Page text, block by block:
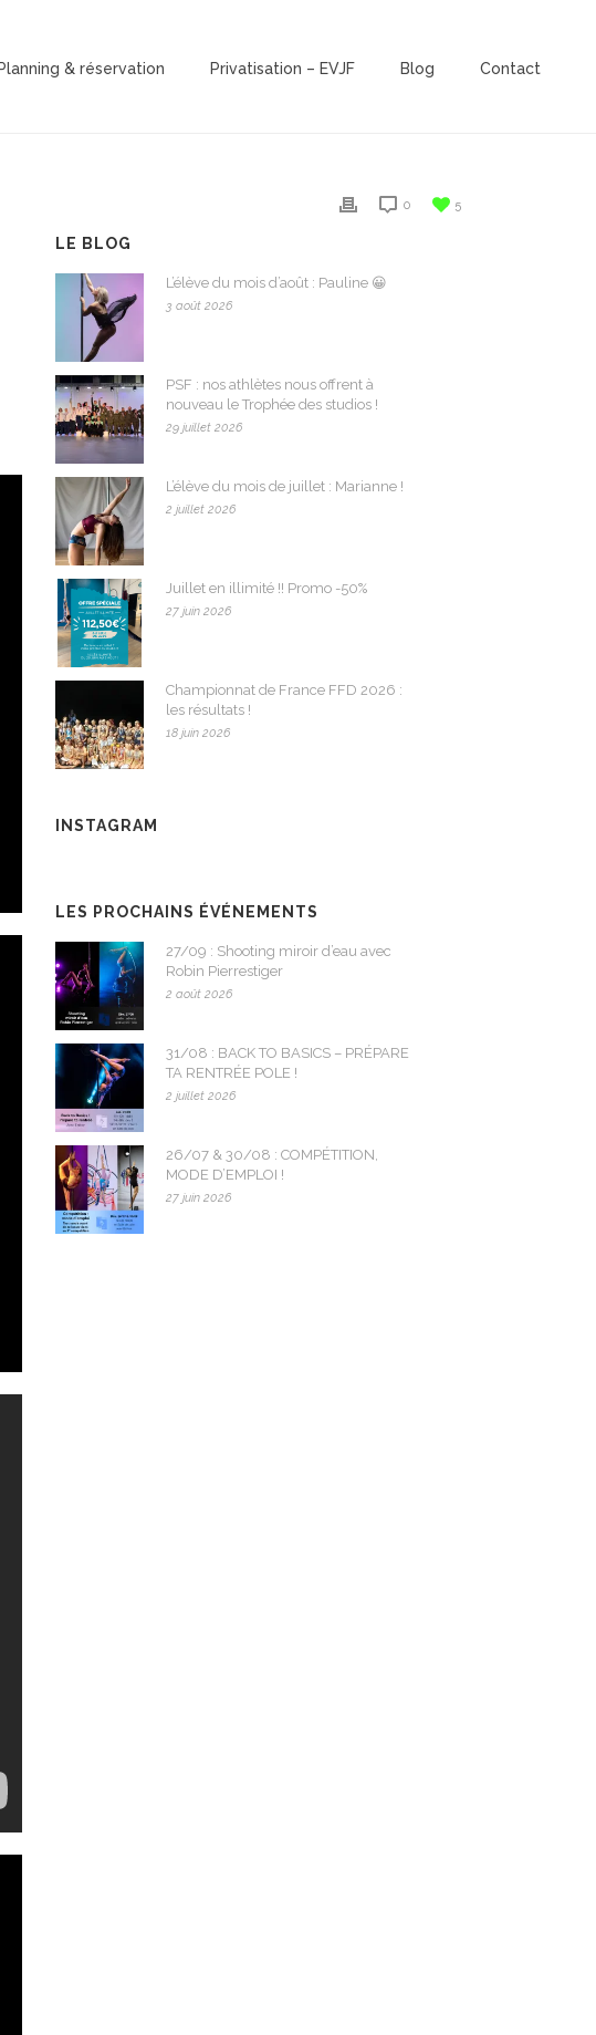
Planning & réservation Privatisation – EVJF Blog Contact
5
0
LE BLOG
L’élève du mois d’août : Pauline 😀
3 août 2026
PSF : nos athlètes nous offrent à
nouveau le Trophée des studios !
29 juillet 2026
L’élève du mois de juillet : Marianne !
2 juillet 2026
Juillet en illimité !! Promo -50%
27 juin 2026
Championnat de France FFD 2026 :
les résultats !
18 juin 2026
INSTAGRAM
LES PROCHAINS ÉVÉNEMENTS
27/09 : Shooting miroir d’eau avec
Robin Pierrestiger
2 août 2026
31/08 : BACK TO BASICS – PRÉPARE
TA RENTRÉE POLE !
2 juillet 2026
26/07 & 30/08 : COMPÉTITION,
MODE D’EMPLOI !
27 juin 2026